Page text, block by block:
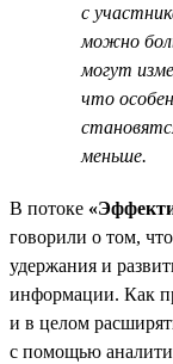
с
можно
могут
что
меньше.
В потоке
говорили о том,
удержания и
информации. Как
и в целом
с помощью